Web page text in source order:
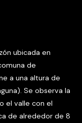
ubicada en
de
a una altura de
Se observa la
el valle con el
de alrededor de 8